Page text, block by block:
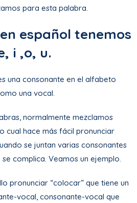
para esta palabra.
español tenemos
i ,o, u.
una consonante en el alfabeto
una vocal.
normalmente mezclamos
cual hace más fácil pronunciar
se juntan varias consonantes
complica. Veamos un ejemplo.
pronunciar “colocar” que tiene un
vocal, consonante-vocal que